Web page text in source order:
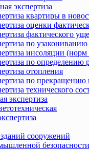
экспертиза
квартиры в
оценки
фактического
по
инсоляции
по определению
отопления
по прекращению
технического
экспертиза
сооружений
безопасности